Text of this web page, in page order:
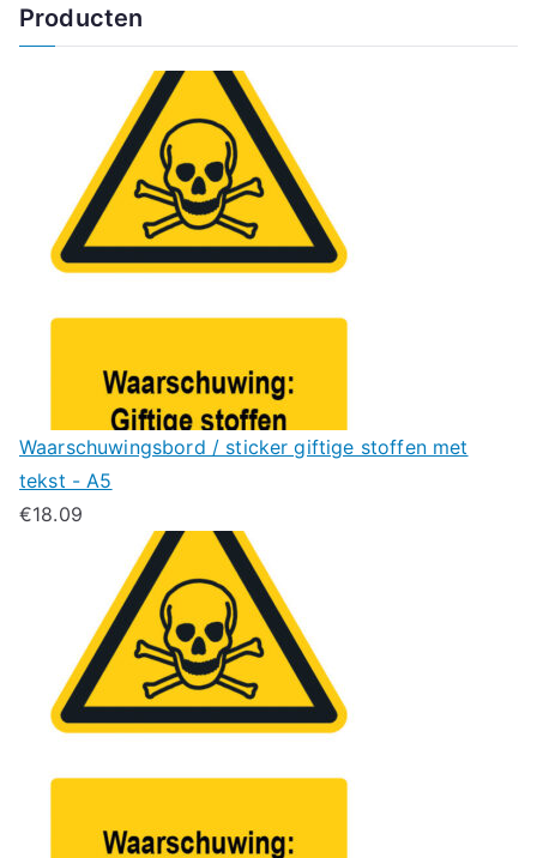
Producten
Waarschuwingsbord / sticker giftige stoffen met
tekst - A5
€18.09